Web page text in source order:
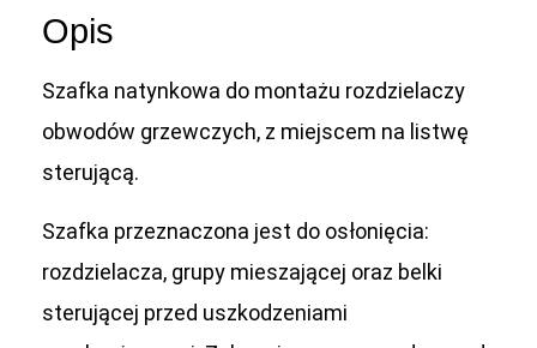
Opis
Szafka natynkowa do montażu rozdzielaczy
obwodów grzewczych, z miejscem na listwę
sterującą.
Szafka przeznaczona jest do osłonięcia:
rozdzielacza, grupy mieszającej oraz belki
sterującej przed uszkodzeniami